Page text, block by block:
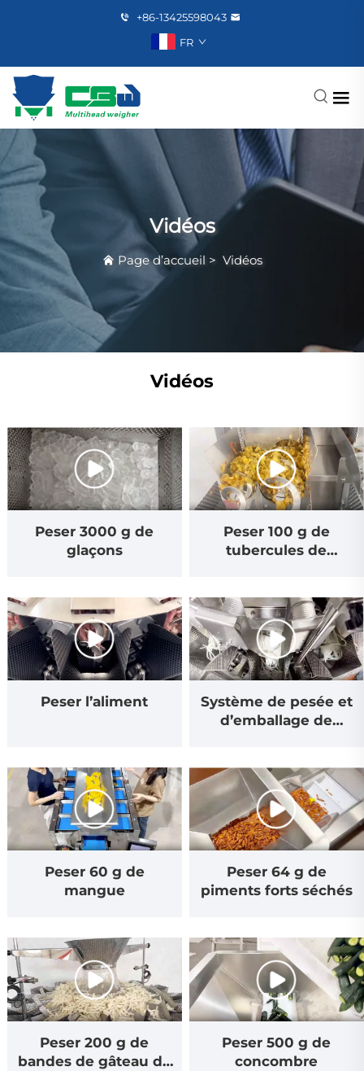
+86-13425598043
FR
Vidéos
Page d’accueil > Vidéos
Vidéos
Peser 3000 g de
glaçons
Peser 100 g de
tubercules de
Peser l’aliment
Système de pesée et
d’emballage de
Peser 60 g de
mangue
Peser 64 g de
piments forts séchés
Peser 200 g de
bandes de gâteau de
Peser 500 g de
concombre